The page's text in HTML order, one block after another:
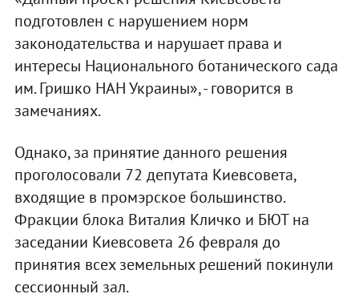
подготовлен с нарушением норм
законодательства и нарушает права и
интересы Национального ботанического сада
им. Гришко НАН Украины», - говорится в
замечаниях.
Однако, за принятие данного решения
проголосовали 72 депутата Киевсовета,
входящие в промэрское большинство.
Фракции блока Виталия Кличко и БЮТ на
заседании Киевсовета 26 февраля до
принятия всех земельных решений покинули
сессионный зал.